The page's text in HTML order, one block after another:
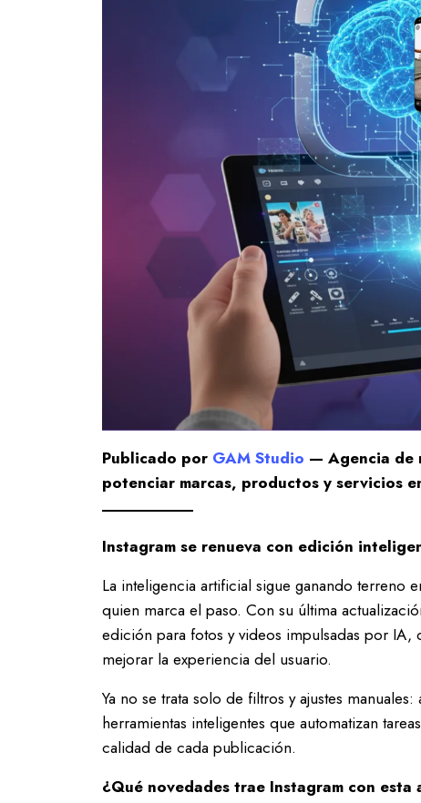
Publicado por GAM Studio — Agencia de
potenciar marcas, productos y servicios
Instagram se renueva con edición
La inteligencia artificial sigue ganando terreno
quien marca el paso. Con su última
edición para fotos y videos impulsadas por IA,
mejorar la experiencia del usuario.
Ya no se trata solo de filtros y ajustes
herramientas inteligentes que automatizan
calidad de cada publicación.
¿Qué novedades trae Instagram con esta